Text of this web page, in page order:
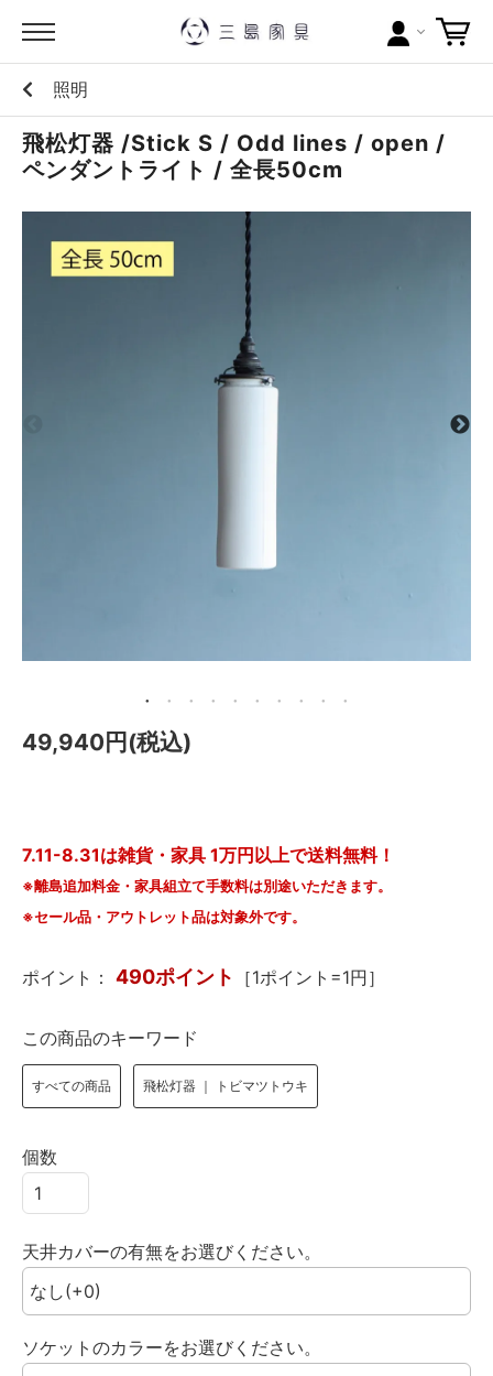
カテゴリー
ブランドから探す
当店について
照明
飛松灯器 /Stick S / Odd lines / open /
ペンダントライト / 全長50cm
49,940円(税込)
7.11-8.31は雑貨・家具 1万円以上で送料無料！
※離島追加料金・家具組立て手数料は別途いただきます。
※セール品・アウトレット品は対象外です。
ポイント： 490ポイント ［1ポイント=1円］
この商品のキーワード
すべての商品 飛松灯器 ｜ トビマツトウキ
個数
天井カバーの有無をお選びください。
ソケットのカラーをお選びください。